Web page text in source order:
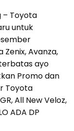
– Toyota
untuk
Avanza,
ayo
Promo dan
Toyota
All New Veloz,
ADA DP